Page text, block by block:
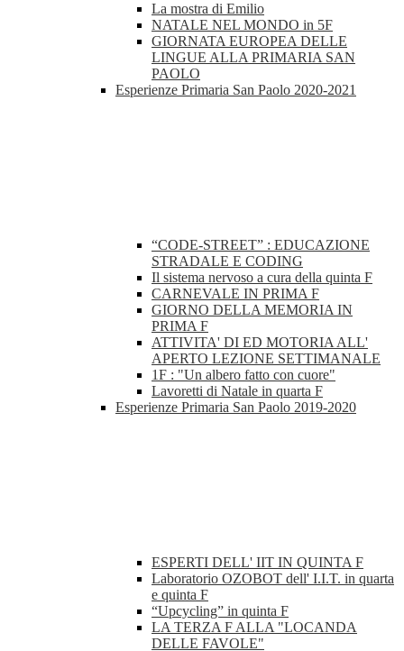
La mostra di Emilio
NATALE NEL MONDO in 5F
GIORNATA EUROPEA DELLE
LINGUE ALLA PRIMARIA SAN
PAOLO
Esperienze Primaria San Paolo 2020-2021
“CODE-STREET” : EDUCAZIONE
STRADALE E CODING
Il sistema nervoso a cura della quinta F
CARNEVALE IN PRIMA F
GIORNO DELLA MEMORIA IN
PRIMA F
ATTIVITA' DI ED MOTORIA ALL'
APERTO LEZIONE SETTIMANALE
1F : "Un albero fatto con cuore"
Lavoretti di Natale in quarta F
Esperienze Primaria San Paolo 2019-2020
ESPERTI DELL' IIT IN QUINTA F
Laboratorio OZOBOT dell' I.I.T. in quarta
e quinta F
“Upcycling” in quinta F
LA TERZA F ALLA "LOCANDA
DELLE FAVOLE"